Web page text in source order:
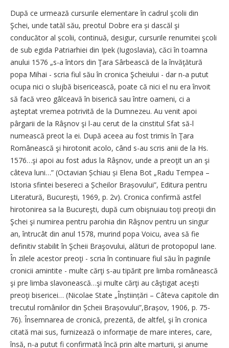
După ce urmează cursurile elementare în cadrul şcolii din
Şchei, unde tatăl său, preotul Dobre era și dascăl şi
conducător al școlii, continuă, desigur, cursurile renumitei şcoli
de sub egida Patriarhiei din Ipek (Iugoslavia), căci în toamna
anului 1576 „s-a întors din Ţara Sârbească de la învăţătură
popa Mihai - scria fiul său în cronica Şcheiului - dar n-a putut
ocupa nici o slujbă bisericească, poate că nici el nu era învoit
să facă vreo gâlceavă în biserică sau între oameni, ci a
aşteptat vremea potrivită de la Dumnezeu. Au venit apoi
pârgarii de la Râşnov şi l-au cerut de la cinstitul Sfat să-l
numească preot la ei. După aceea au fost trimis în Ţara
Românească şi hirotonit acolo, când s-au scris anii de la Hs.
1576…şi apoi au fost adus la Râşnov, unde a preoţit un an şi
câteva luni…” (Octavian Șchiau și Elena Bot „Radu Tempea –
Istoria sfintei besereci a Șcheilor Brașovului”, Editura pentru
Literatură, București, 1969, p. 2v). Cronica confirmă astfel
hirotonirea sa la Bucureşti, după cum obişnuiau toţi preoţii din
Şchei şi numirea pentru parohia din Râşnov pentru un singur
an, întrucât din anul 1578, murind popa Voicu, avea să fie
definitiv stabilit în Şcheii Braşovului, alături de protopopul Iane.
În zilele acestor preoţi - scria în continuare fiul său în paginile
cronicii amintite - multe cărţi s-au tipărit pre limba românească
şi pre limba slavonească…şi multe cărţi au câştigat aceşti
preoţi bisericei… (Nicolae State „Înștiințări – Câteva capitole din
trecutul românilor din Șcheii Brașovului”,Brașov, 1906, p. 75-
76). Însemnarea de cronică, prezentă, de altfel, şi în cronica
citată mai sus, furnizează o informaţie de mare interes, care,
însă, n-a putut fi confirmată încă prin alte marturii, şi anume